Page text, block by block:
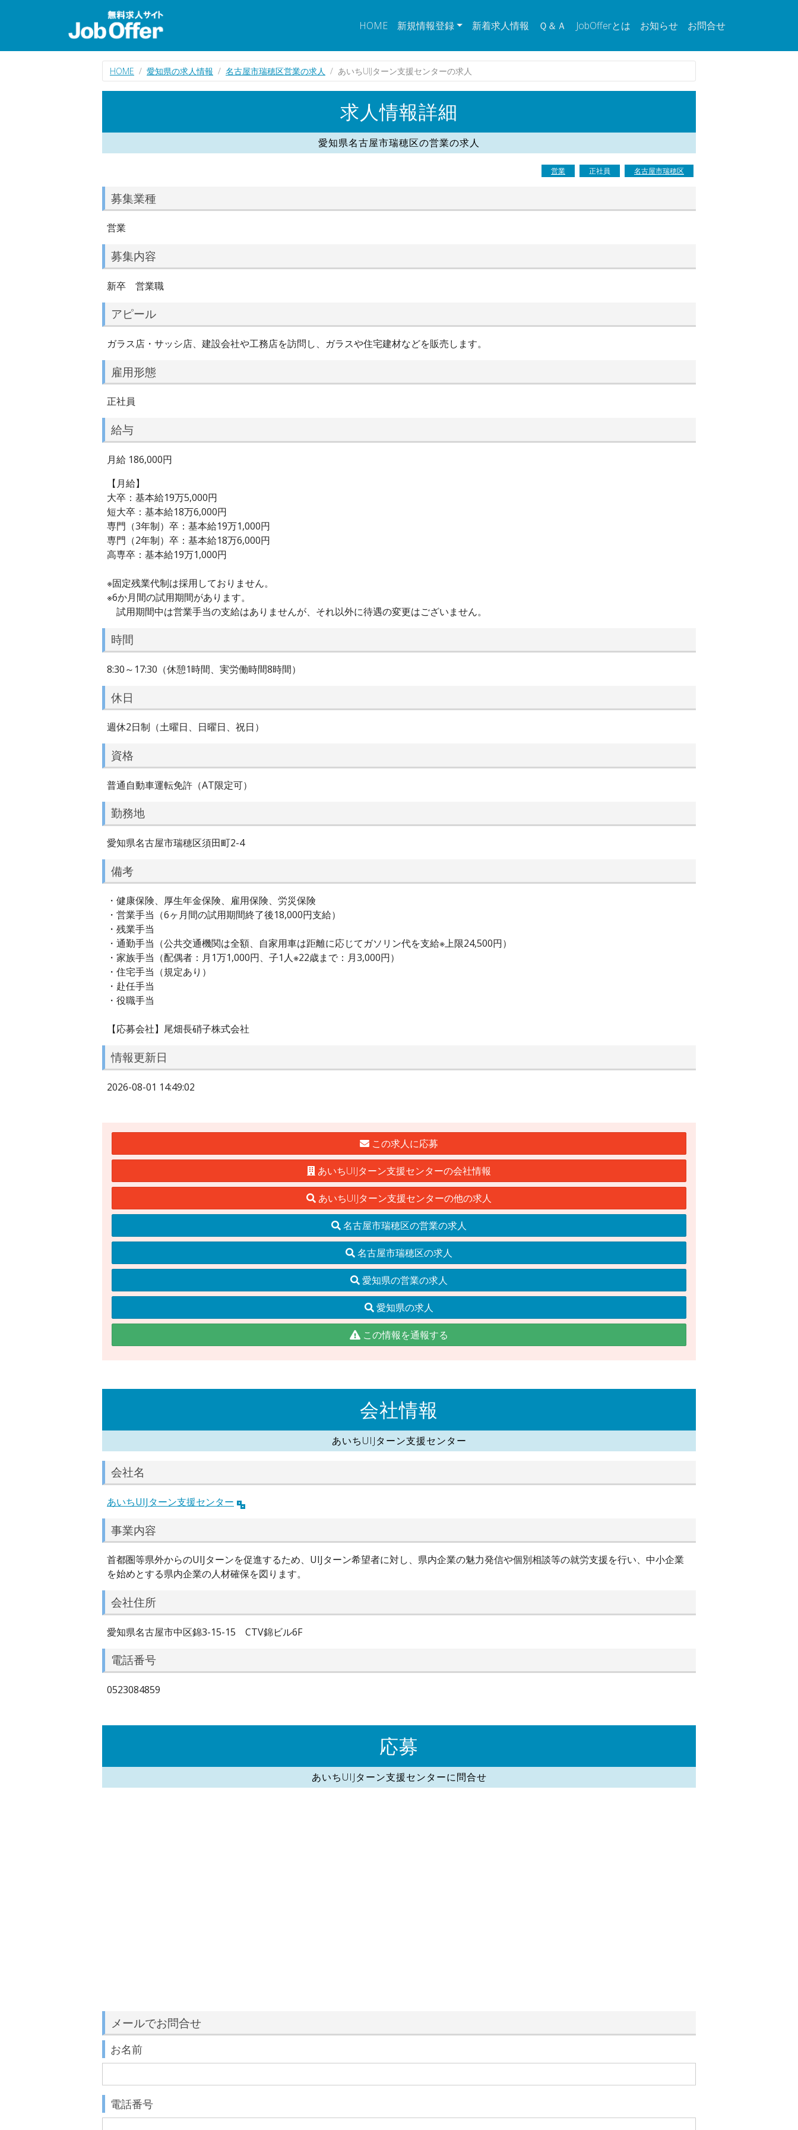
HOME 新規情報登録 新着求人情報 Ｑ＆Ａ JobOfferとは お知らせ お問合せ
HOME 愛知県の求人情報 名古屋市瑞穂区営業の求人 あいちUIJターン支援センターの求人
求人情報詳細
愛知県名古屋市瑞穂区の営業の求人
営業 正社員 名古屋市瑞穂区
募集業種
営業
募集内容
新卒 営業職
アピール
ガラス店・サッシ店、建設会社や工務店を訪問し、ガラスや住宅建材などを販売します。
雇用形態
正社員
給与
月給 186,000円
【月給】
大卒：基本給19万5,000円
短大卒：基本給18万6,000円
専門（3年制）卒：基本給19万1,000円
専門（2年制）卒：基本給18万6,000円
高専卒：基本給19万1,000円
※固定残業代制は採用しておりません。
※6か月間の試用期間があります。
試用期間中は営業手当の支給はありませんが、それ以外に待遇の変更はございません。
時間
8:30～17:30（休憩1時間、実労働時間8時間）
休日
週休2日制（土曜日、日曜日、祝日）
資格
普通自動車運転免許（AT限定可）
勤務地
愛知県名古屋市瑞穂区須田町2-4
備考
・健康保険、厚生年金保険、雇用保険、労災保険
・営業手当（6ヶ月間の試用期間終了後18,000円支給）
・残業手当
・通勤手当（公共交通機関は全額、自家用車は距離に応じてガソリン代を支給※上限24,500円）
・家族手当（配偶者：月1万1,000円、子1人※22歳まで：月3,000円）
・住宅手当（規定あり）
・赴任手当
・役職手当
【応募会社】尾畑長硝子株式会社
情報更新日
2026-08-01 14:49:02
この求人に応募
あいちUIJターン支援センターの会社情報
あいちUIJターン支援センターの他の求人
名古屋市瑞穂区の営業の求人
名古屋市瑞穂区の求人
愛知県の営業の求人
愛知県の求人
この情報を通報する
会社情報
あいちUIJターン支援センター
会社名
あいちUIJターン支援センター
事業内容
首都圏等県外からのUIJターンを促進するため、UIJターン希望者に対し、県内企業の魅力発信や個別相談等の就労支援を行い、中小企業
を始めとする県内企業の人材確保を図ります。
会社住所
愛知県名古屋市中区錦3-15-15 CTV錦ビル6F
電話番号
0523084859
応募
あいちUIJターン支援センターに問合せ
メールでお問合せ
お名前
電話番号